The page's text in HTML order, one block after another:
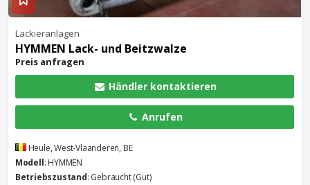
Lackieranlagen
HYMMEN Lack- und Beitzwalze
Preis anfragen
Händler kontaktieren
Anrufen
Heule, West-Vlaanderen, BE
Modell: HYMMEN
Betriebszustand: Gebraucht (Gut)